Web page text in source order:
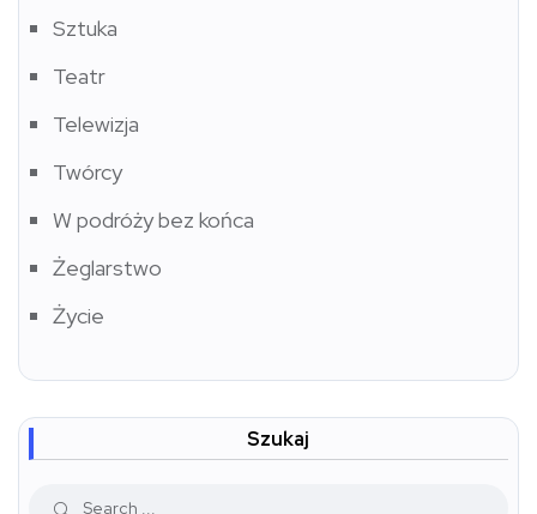
Sztuka
Teatr
Telewizja
Twórcy
W podróży bez końca
Żeglarstwo
Życie
Szukaj